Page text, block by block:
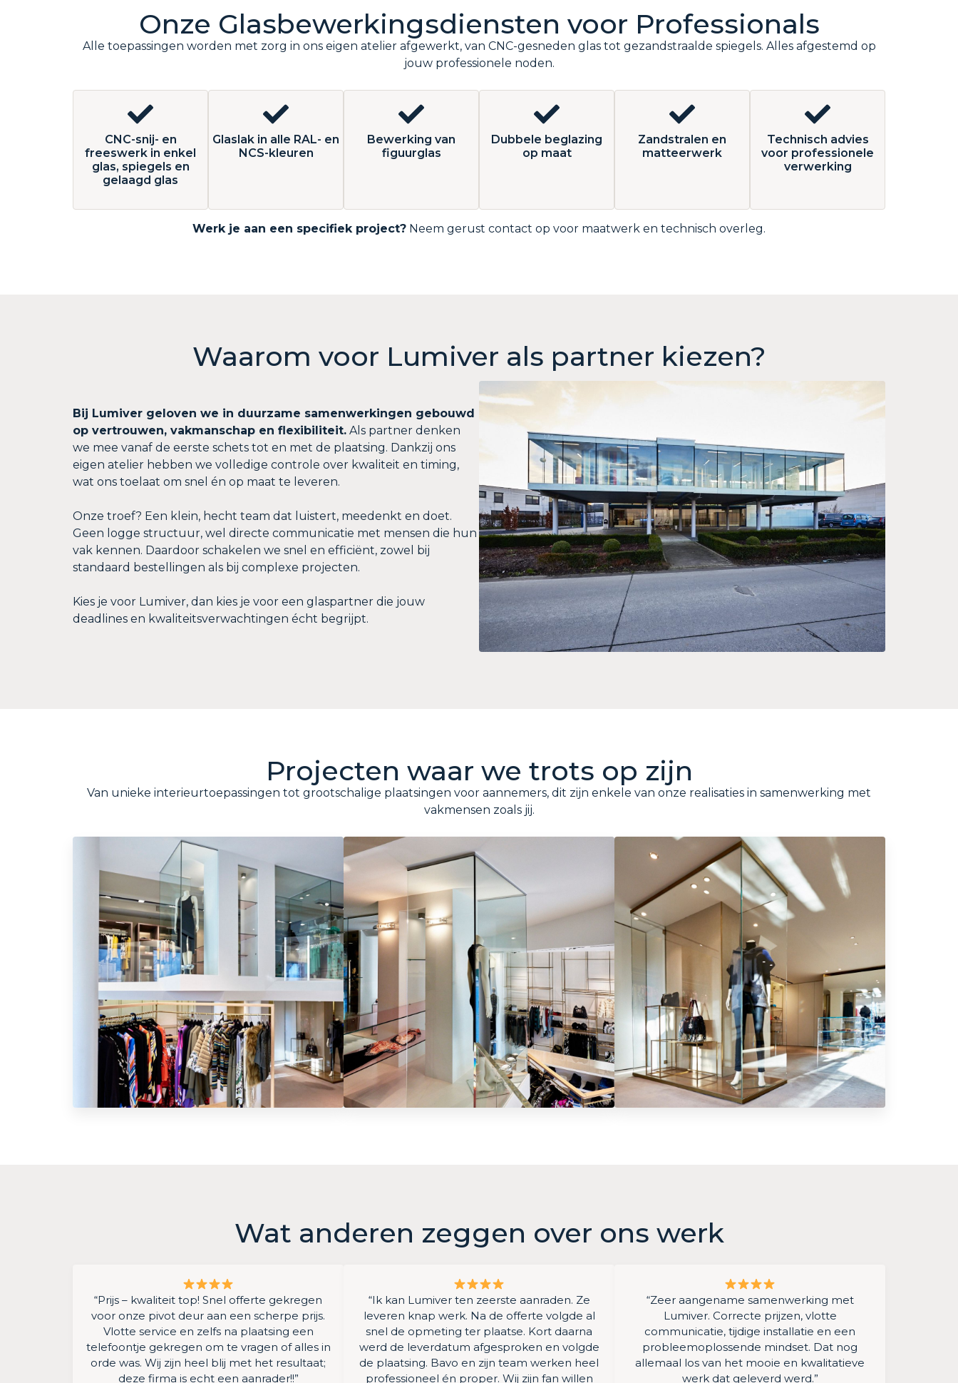
Onze Glasbewerkings­diensten voor Professionals
Alle toepassingen worden met zorg in ons eigen atelier afgewerkt, van CNC-gesneden glas tot gezandstraalde spiegels. Alles afgestemd op
jouw professionele noden.
CNC-snij- en
freeswerk in enkel
glas, spiegels en
gelaagd glas
Glaslak in alle RAL- en
NCS-kleuren
Bewerking van
figuurglas
Dubbele beglazing
op maat
Zandstralen en
matteerwerk
Technisch advies
voor professionele
verwerking
Werk je aan een specifiek project? Neem gerust contact op voor maatwerk en technisch overleg.
Waarom voor Lumiver als partner kiezen?
Bij Lumiver geloven we in duurzame samenwerkingen gebouwd
op vertrouwen, vakmanschap en flexibiliteit. Als partner denken
we mee vanaf de eerste schets tot en met de plaatsing. Dankzij ons
eigen atelier hebben we volledige controle over kwaliteit en timing,
wat ons toelaat om snel én op maat te leveren.
Onze troef? Een klein, hecht team dat luistert, meedenkt en doet.
Geen logge structuur, wel directe communicatie met mensen die hun
vak kennen. Daardoor schakelen we snel en efficiënt, zowel bij
standaard bestellingen als bij complexe projecten.
Kies je voor Lumiver, dan kies je voor een glaspartner die jouw
deadlines en kwaliteitsverwachtingen écht begrijpt.
Projecten waar we trots op zijn
Van unieke interieurtoepassingen tot grootschalige plaatsingen voor aannemers, dit zijn enkele van onze realisaties in samenwerking met
vakmensen zoals jij.
Wat anderen zeggen over ons werk
“Prijs – kwaliteit top! Snel offerte gekregen
voor onze pivot deur aan een scherpe prijs.
Vlotte service en zelfs na plaatsing een
telefoontje gekregen om te vragen of alles in
orde was. Wij zijn heel blij met het resultaat;
deze firma is echt een aanrader!!”
“Ik kan Lumiver ten zeerste aanraden. Ze
leveren knap werk. Na de offerte volgde al
snel de opmeting ter plaatse. Kort daarna
werd de leverdatum afgesproken en volgde
de plaatsing. Bavo en zijn team werken heel
professioneel én proper. Wij zijn fan willen
“Zeer aangename samenwerking met
Lumiver. Correcte prijzen, vlotte
communicatie, tijdige installatie en een
probleemoplossende mindset. Dat nog
allemaal los van het mooie en kwalitatieve
werk dat geleverd werd.”